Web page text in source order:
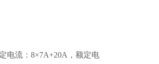
电流：8×7A+20A，额定电